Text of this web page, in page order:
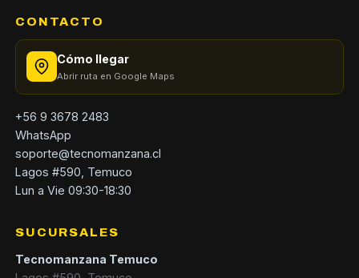
CONTACTO
Cómo llegar
Abrir ruta en Google Maps
+56 9 3678 2483
WhatsApp
soporte@tecnomanzana.cl
Lagos #590, Temuco
Lun a Vie 09:30-18:30
SUCURSALES
Tecnomanzana Temuco